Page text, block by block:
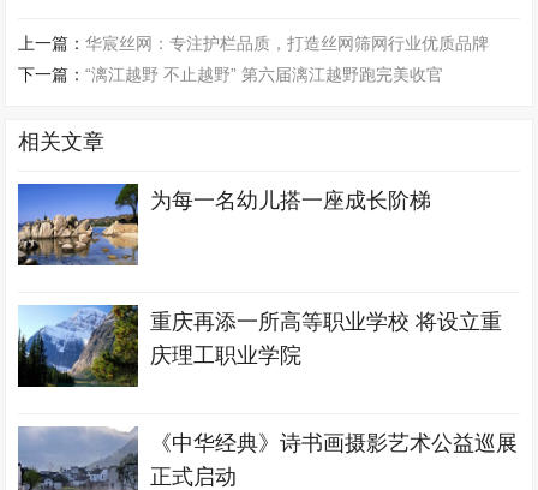
上一篇：华宸丝网：专注护栏品质，打造丝网筛网行业优质品牌
下一篇：“漓江越野 不止越野” 第六届漓江越野跑完美收官
相关文章
为每一名幼儿搭一座成长阶梯
重庆再添一所高等职业学校 将设立重
庆理工职业学院
《中华经典》诗书画摄影艺术公益巡展
正式启动